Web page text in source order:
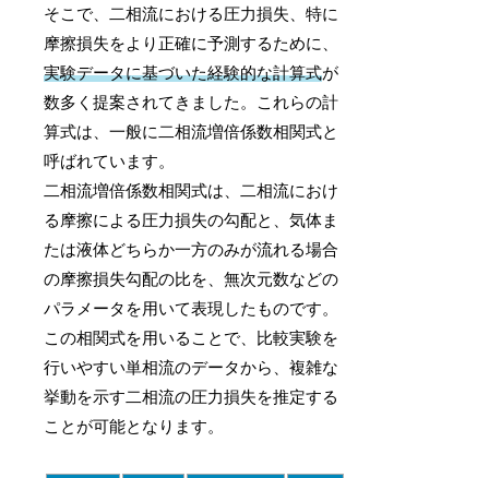
そこで、二相流における圧力損失、特に
摩擦損失をより正確に予測するために、
実験データに基づいた経験的な計算式が
数多く提案されてきました。これらの計
算式は、一般に二相流増倍係数相関式と
呼ばれています。
二相流増倍係数相関式は、二相流におけ
る摩擦による圧力損失の勾配と、気体ま
たは液体どちらか一方のみが流れる場合
の摩擦損失勾配の比を、無次元数などの
パラメータを用いて表現したものです。
この相関式を用いることで、比較実験を
行いやすい単相流のデータから、複雑な
挙動を示す二相流の圧力損失を推定する
ことが可能となります。